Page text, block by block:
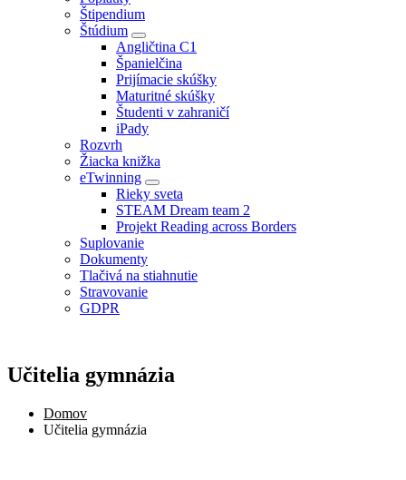
Štipendium
Štúdium
Angličtina C1
Španielčina
Prijímacie skúšky
Maturitné skúšky
Študenti v zahraničí
iPady
Rozvrh
Žiacka knižka
eTwinning
Rieky sveta
STEAM Dream team 2
Projekt Reading across Borders
Suplovanie
Dokumenty
Tlačivá na stiahnutie
Stravovanie
GDPR
Učitelia gymnázia
Domov
Učitelia gymnázia